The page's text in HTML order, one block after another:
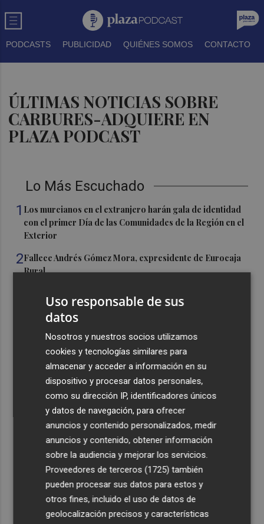
PODCASTS PUBLICIDAD QUIÉNES SOMOS CONTACTO
ÚLTIMAS NOTICIAS SOBRE
CARBURES-ADQUIERE EN
PLAZA PODCAST
Lo Más Escuchado
1 Los murcianos en el extranjero harán gala de identidad
con el primer Día de las Comunidades de la Región en el
Exterior
2Fallece Andrés Gómez Mora, expresidente de Eurocaja
Rural
de personas mayores y dependientes
por redes a una nueva entrada masiva el 15 de agosto
El futuro centro para mayores del barrio de Sant Antoni
ofrecerá 100 plazas y una "programación activa"
Recibe toda la actualidad de
Plaza Podcast en tu correo
Quiero suscribirme
Uso responsable de sus
datos
Nosotros y nuestros socios utilizamos
cookies y tecnologías similares para
almacenar y acceder a información en su
dispositivo y procesar datos personales,
como su dirección IP, identificadores únicos
y datos de navegación, para ofrecer
anuncios y contenido personalizados, medir
anuncios y contenido, obtener información
sobre la audiencia y mejorar los servicios.
Proveedores de terceros (1725) también
pueden procesar sus datos para estos y
otros fines, incluido el uso de datos de
geolocalización precisos y características